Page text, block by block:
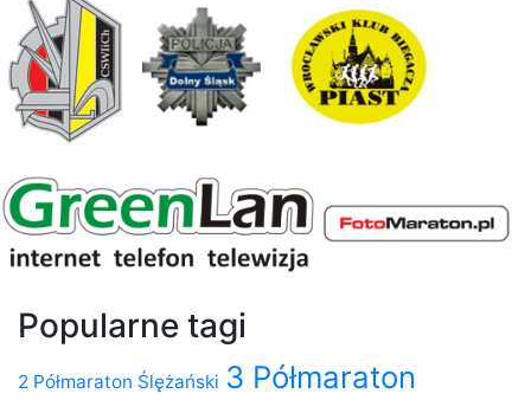
Popularne tagi
2 Półmaraton Ślężański 3 Półmaraton